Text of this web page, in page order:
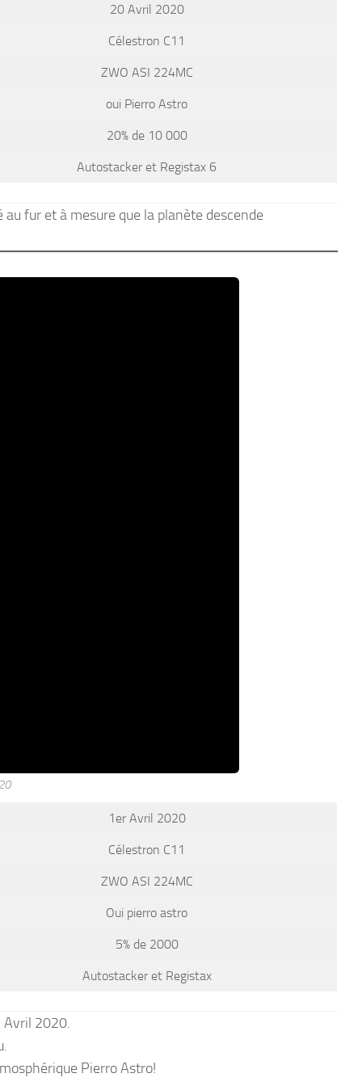
20 Avril 2020
Célestron C11
ZWO ASI 224MC
oui Pierro Astro
20% de 10 000
Autostacker et Registax 6
fur et à mesure que la planète descende
1er Avril 2020
Célestron C11
ZWO ASI 224MC
Oui pierro astro
5% de 2000
Autostacker et Registax
Avril 2020.
Pierro Astro!